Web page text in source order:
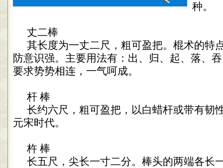
种。
丈二棒
其长度为一丈二尺，粗可盈把。棍术的特
防意识强。主要用法有：出、归、起、落、
要求势势相连，一气呵成。
杆 棒
长约六尺，粗可盈把，以白蜡杆或带有韧
元宋时代。
杵 棒
长五尺，尖长一寸二分。棒头的两端各长